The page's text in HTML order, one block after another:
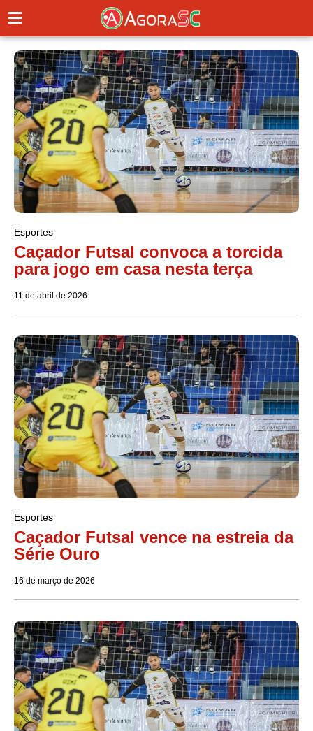
Esportes
Caçador Futsal convoca a torcida
para jogo em casa nesta terça
11 de abril de 2026
Esportes
Caçador Futsal vence na estreia da
Série Ouro
16 de março de 2026